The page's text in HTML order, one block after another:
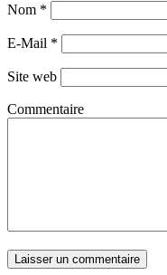
Nom *
E-Mail *
Site web
Commentaire